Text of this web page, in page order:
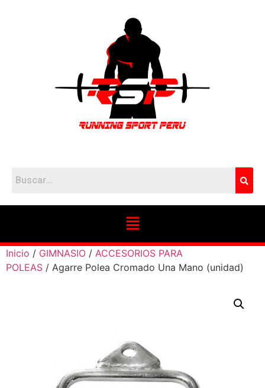
Inicio / GIMNASIO / ACCESORIOS PARA
POLEAS / Agarre Polea Cromado Una Mano (unidad)